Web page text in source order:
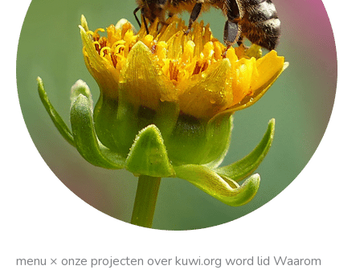
menu × onze projecten over kuwi.org word lid Waarom
belangrijk?